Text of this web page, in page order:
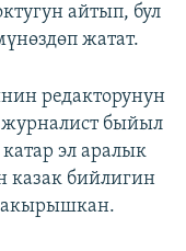
айтып, бул
жатат.
редакторунун
быйыл
эл аралык
казак бийлигин